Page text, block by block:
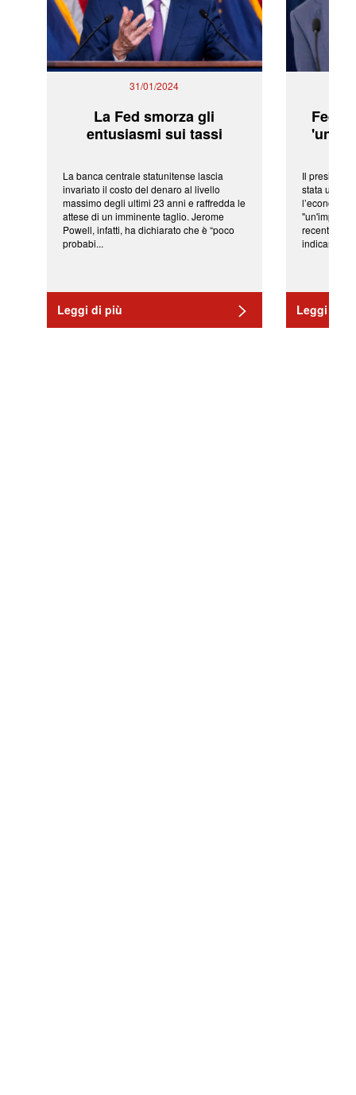
31/01/2024
La Fed smorza gli
entusiasmi sui tassi
La banca centrale statunitense lascia
invariato il costo del denaro al livello
massimo degli ultimi 23 anni e raffredda le
attese di un imminente taglio. Jerome
Powell, infatti, ha dichiarato che è “poco
probabi...
Leggi di più
Fed:
'una
Il
stata una
l’economia
recenti
indicano
Leggi di